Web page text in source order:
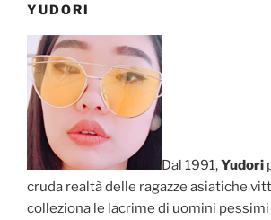
YUDORI
Dal 1991,Yudori
cruda realtà delle ragazze asiatiche
colleziona le lacrime di uomini